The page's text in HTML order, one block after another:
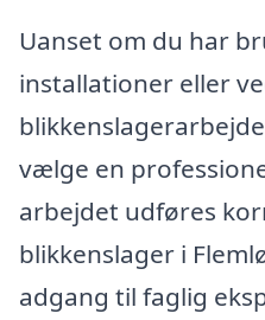
Uanset om du har
installationer eller
vælge en
arbejdet udføres
blikkenslager i
adgang til faglig